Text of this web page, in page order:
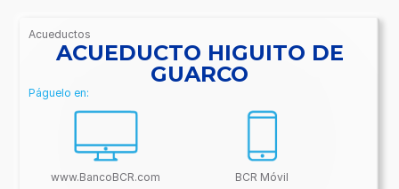
Acueductos
/BancoBCR-
Contenido/Conectividades/Acueductos
ACUEDUCTO HIGUITO DE
GUARCO
Páguelo en:
www.BancoBCR.com BCR Móvil